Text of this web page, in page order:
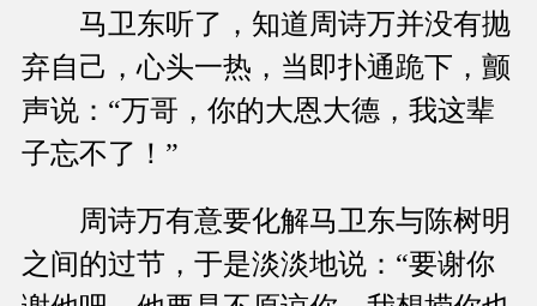
马卫东听了，知道周诗万并没有抛
弃自己，心头一热，当即扑通跪下，颤
声说：“万哥，你的大恩大德，我这辈
子忘不了！”
周诗万有意要化解马卫东与陈树明
之间的过节，于是淡淡地说：“要谢你